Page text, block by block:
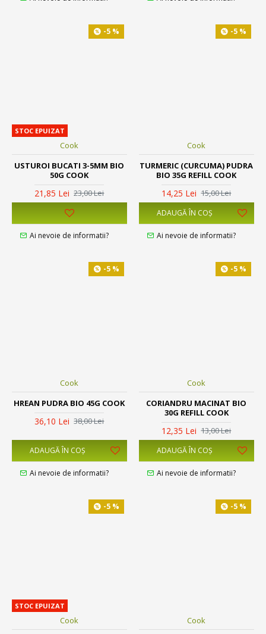
-5 %
STOC EPUIZAT
Cook
USTUROI BUCATI 3-5MM BIO
50G COOK
21,85 Lei 23,00 Lei
Ai nevoie de informatii?
-5 %
Cook
TURMERIC (CURCUMA) PUDRA
BIO 35G REFILL COOK
14,25 Lei 15,00 Lei
ADAUGĂ ÎN COŞ
Ai nevoie de informatii?
-5 %
Cook
HREAN PUDRA BIO 45G COOK
36,10 Lei 38,00 Lei
ADAUGĂ ÎN COŞ
Ai nevoie de informatii?
-5 %
Cook
CORIANDRU MACINAT BIO
30G REFILL COOK
12,35 Lei 13,00 Lei
ADAUGĂ ÎN COŞ
Ai nevoie de informatii?
-5 %
STOC EPUIZAT
Cook
-5 %
Cook